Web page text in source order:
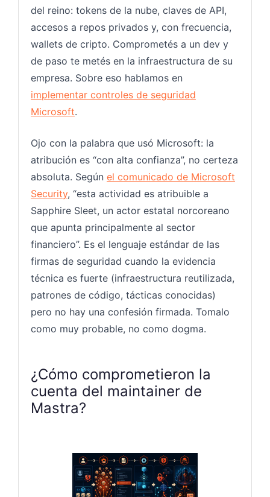
del reino: tokens de la nube, claves de API,
accesos a repos privados y, con frecuencia,
wallets de cripto. Comprometés a un dev y
de paso te metés en la infraestructura de su
empresa. Sobre eso hablamos en
implementar controles de seguridad
Microsoft.
Ojo con la palabra que usó Microsoft: la
atribución es “con alta confianza”, no certeza
absoluta. Según el comunicado de Microsoft
Security, “esta actividad es atribuible a
Sapphire Sleet, un actor estatal norcoreano
que apunta principalmente al sector
financiero”. Es el lenguaje estándar de las
firmas de seguridad cuando la evidencia
técnica es fuerte (infraestructura reutilizada,
patrones de código, tácticas conocidas)
pero no hay una confesión firmada. Tomalo
como muy probable, no como dogma.
¿Cómo comprometieron la
cuenta del maintainer de
Mastra?